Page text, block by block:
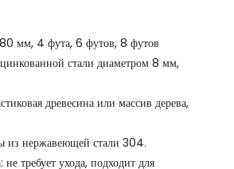
мм, 4 фута, 6 футов, 8 футов
стали диаметром 8 мм,
древесина или массив дерева,
из нержавеющей стали 304.
не требует ухода, подходит для